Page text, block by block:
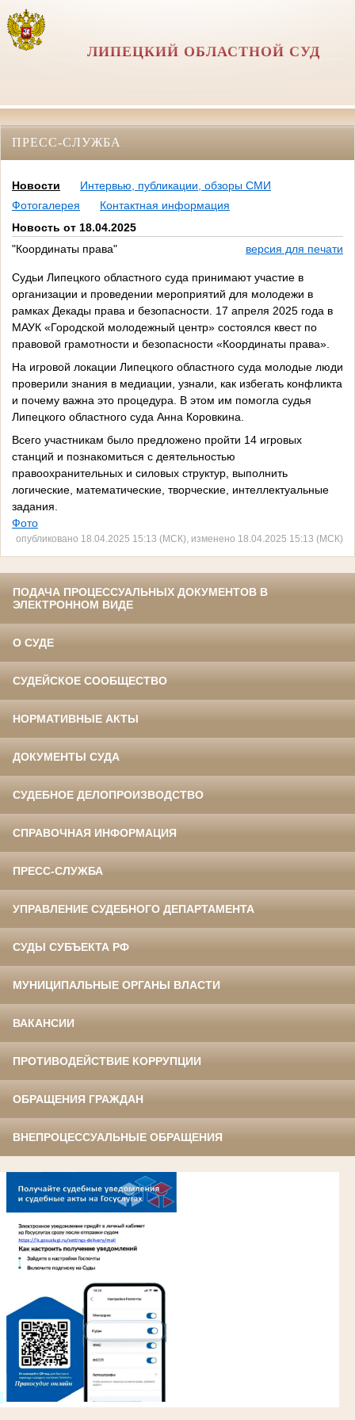
ЛИПЕЦКИЙ ОБЛАСТНОЙ СУД
ПРЕСС-СЛУЖБА
Новости
Интервью, публикации, обзоры СМИ
Фотогалерея
Контактная информация
Новость от 18.04.2025
"Координаты права"
версия для печати
Судьи Липецкого областного суда принимают участие в
организации и проведении мероприятий для молодежи в
рамках Декады права и безопасности. 17 апреля 2025 года в
МАУК «Городской молодежный центр» состоялся квест по
правовой грамотности и безопасности «Координаты права».
На игровой локации Липецкого областного суда молодые люди
проверили знания в медиации, узнали, как избегать конфликта
и почему важна это процедура. В этом им помогла судья
Липецкого областного суда Анна Коровкина.
Всего участникам было предложено пройти 14 игровых
станций и познакомиться с деятельностью
правоохранительных и силовых структур, выполнить
логические, математические, творческие, интеллектуальные
задания.
Фото
опубликовано 18.04.2025 15:13 (МСК), изменено 18.04.2025 15:13 (МСК)
ПОДАЧА ПРОЦЕССУАЛЬНЫХ ДОКУМЕНТОВ В
ЭЛЕКТРОННОМ ВИДЕ
О СУДЕ
СУДЕЙСКОЕ СООБЩЕСТВО
НОРМАТИВНЫЕ АКТЫ
ДОКУМЕНТЫ СУДА
СУДЕБНОЕ ДЕЛОПРОИЗВОДСТВО
СПРАВОЧНАЯ ИНФОРМАЦИЯ
ПРЕСС-СЛУЖБА
УПРАВЛЕНИЕ СУДЕБНОГО ДЕПАРТАМЕНТА
СУДЫ СУБЪЕКТА РФ
МУНИЦИПАЛЬНЫЕ ОРГАНЫ ВЛАСТИ
ВАКАНСИИ
ПРОТИВОДЕЙСТВИЕ КОРРУПЦИИ
ОБРАЩЕНИЯ ГРАЖДАН
ВНЕПРОЦЕССУАЛЬНЫЕ ОБРАЩЕНИЯ